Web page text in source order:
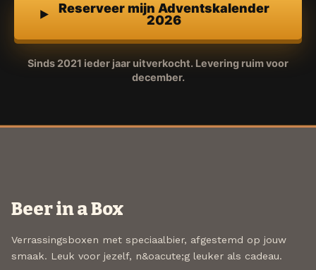
Reserveer mijn Adventskalender
2026
Sinds 2021 ieder jaar uitverkocht. Levering ruim voor
december.
Beer in a Box
Verrassingsboxen met speciaalbier, afgestemd op jouw
smaak. Leuk voor jezelf, n&oacute;g leuker als cadeau.